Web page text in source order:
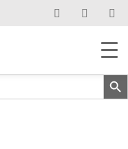
Botón de